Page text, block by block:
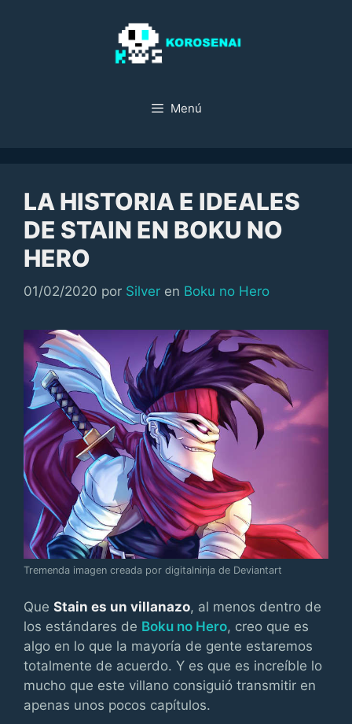
Menú
LA HISTORIA E IDEALES
DE STAIN EN BOKU NO
HERO
01/02/2020 por Silver en Categorías
Boku no Hero
Tremenda imagen creada por digitalninja de Deviantart
Que Stain es un villanazo, al menos dentro de
los estándares de Boku no Hero, creo que es
algo en lo que la mayoría de gente estaremos
totalmente de acuerdo. Y es que es increíble lo
mucho que este villano consiguió transmitir en
apenas unos pocos capítulos.